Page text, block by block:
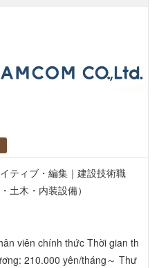
ティブ・編集｜建設技術職
土木・内装設備）
chính thức Thời gian th